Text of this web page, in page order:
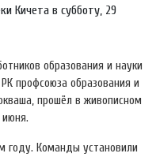
Кичета в субботу, 29
образования и науки
профсоюза образования и
прошёл в живописном
июня.
году. Команды установили